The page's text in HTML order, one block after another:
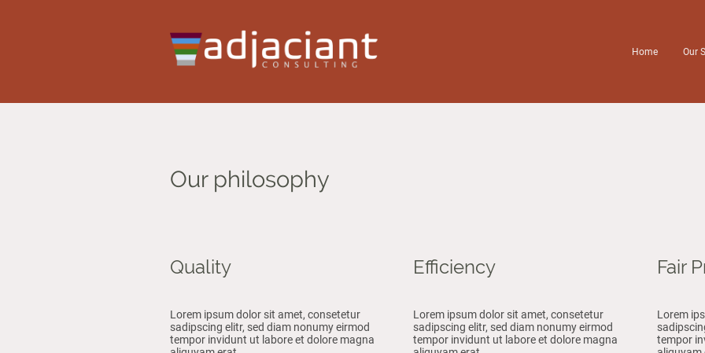
Home Our
Our philosophy
Quality
Lorem ipsum dolor sit amet, consetetur
sadipscing elitr, sed diam nonumy eirmod
tempor invidunt ut labore et dolore magna
Efficiency
Lorem ipsum dolor sit amet, consetetur
sadipscing elitr, sed diam nonumy eirmod
tempor invidunt ut labore et dolore magna
Fair
Lorem
tempor